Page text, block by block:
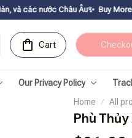
Âu✨ Buy More Get Moreㅤ ✨ㅤ Sale
Cart
Our Privacy Policy
Home
All
Phù Thủy